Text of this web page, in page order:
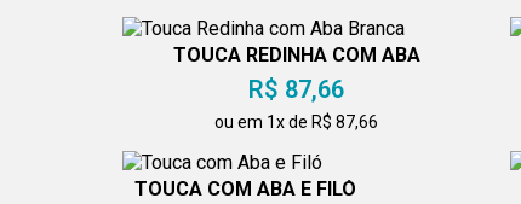
TOUCA REDINHA COM ABA
BRANCA
R$ 87,66
ou em 1x de R$ 87,66
TOUCA COM ABA E FILÓ